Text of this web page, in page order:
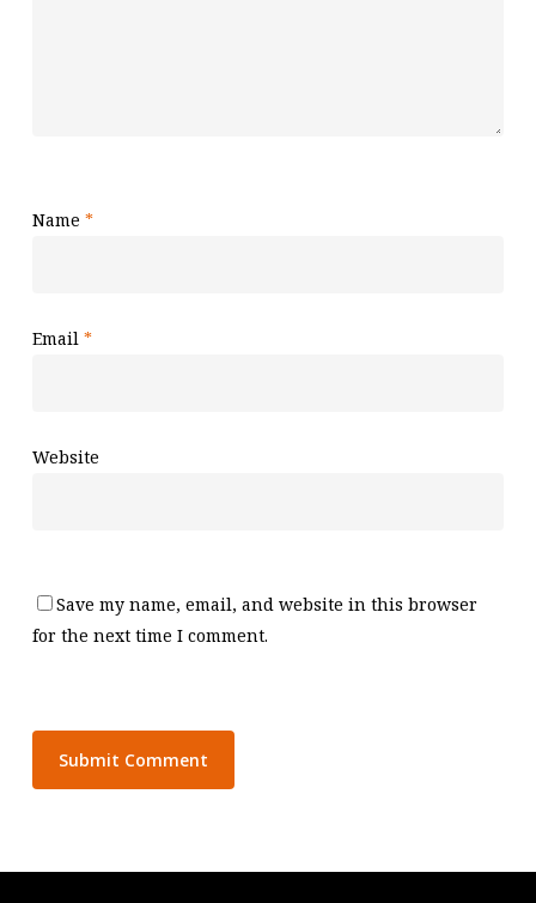
Name *
Email *
Website
Save my name, email, and website in this browser
for the next time I comment.